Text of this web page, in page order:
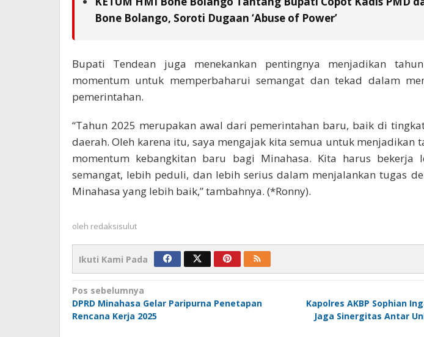
Bone Bolango, Soroti Dugaan ‘Abuse of Power’
Bupati Tendean juga menekankan pentingnya menjadikan
momentum untuk memperbaharui semangat dan tekad dalam
pemerintahan.
“Tahun 2025 merupakan awal dari pemerintahan baru, baik di
daerah. Oleh karena itu, saya mengajak kita semua untuk menjadikan
momentum kebangkitan baru bagi Minahasa. Kita harus bekerja
semangat, lebih peduli, dan lebih serius dalam menjalankan tugas
Minahasa yang lebih baik,” tambahnya. (*Ronny).
oleh redaksisulut
Ikuti Kami Pada
Navigasi
pos
Pos sebelumnya
DPRD Minahasa Gelar Paripurna Penetapan
Rencana Kerja 2025
Kapolres AKBP Sophian
Jaga Sinergitas Antar